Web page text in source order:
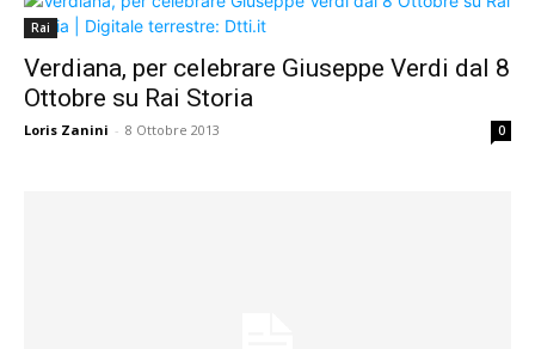
Rai
Verdiana, per celebrare Giuseppe Verdi dal 8
Ottobre su Rai Storia
Loris Zanini - 8 Ottobre 2013 0